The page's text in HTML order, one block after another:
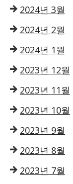
2024년 3월
2024년 2월
2024년 1월
2023년 12월
2023년 11월
2023년 10월
2023년 9월
2023년 8월
2023년 7월